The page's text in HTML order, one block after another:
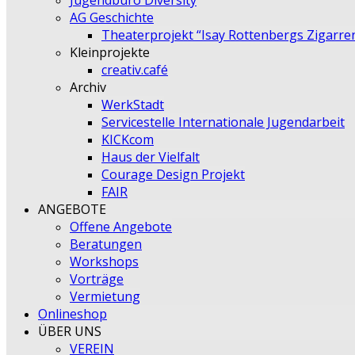
AG Geschichte
Theaterprojekt “Isay Rottenbergs
Kleinprojekte
creativ.café
Archiv
WerkStadt
Servicestelle Internationale Jugendarbeit
KICKcom
Haus der Vielfalt
Courage Design Projekt
FAIR
ANGEBOTE
Offene Angebote
Beratungen
Workshops
Vorträge
Vermietung
Onlineshop
ÜBER UNS
VEREIN